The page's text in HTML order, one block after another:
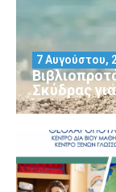
Σκύδρας
7 Αυγούστου,